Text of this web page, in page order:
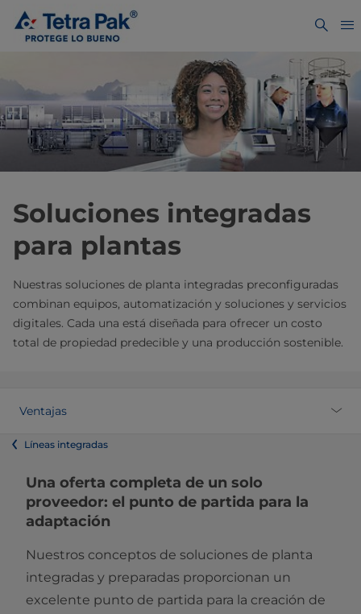
Soluciones integradas
para plantas
Nuestras soluciones de planta integradas preconfiguradas
combinan equipos, automatización y soluciones y servicios
digitales. Cada una está diseñada para ofrecer un costo
total de propiedad predecible y una producción sostenible.
Ventajas
Líneas integradas
Una oferta completa de un solo
proveedor: el punto de partida para la
adaptación
Nuestros conceptos de soluciones de planta
integradas y preparadas proporcionan un
excelente punto de partida para la creación de